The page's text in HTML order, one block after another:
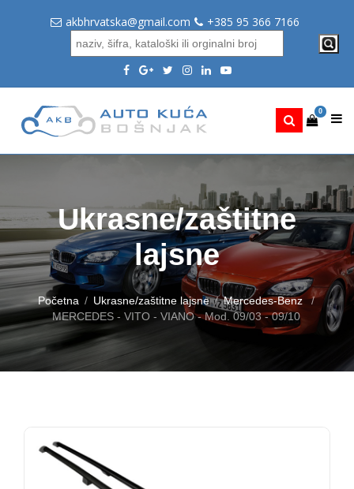
akbhrvatska@gmail.com +385 95 366 7166
0
Ukrasne/zaštitne
lajsne
Početna Ukrasne/zaštitne lajsne
Mercedes-Benz
MERCEDES - VITO - VIANO - Mod. 09/03 - 09/10